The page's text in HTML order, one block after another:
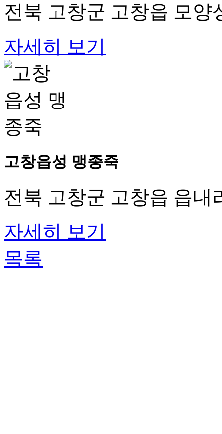
전북 고창군 고창읍 모양
자세히 보기
고창읍성 맹종죽
전북 고창군 고창읍 읍내
자세히 보기
목록